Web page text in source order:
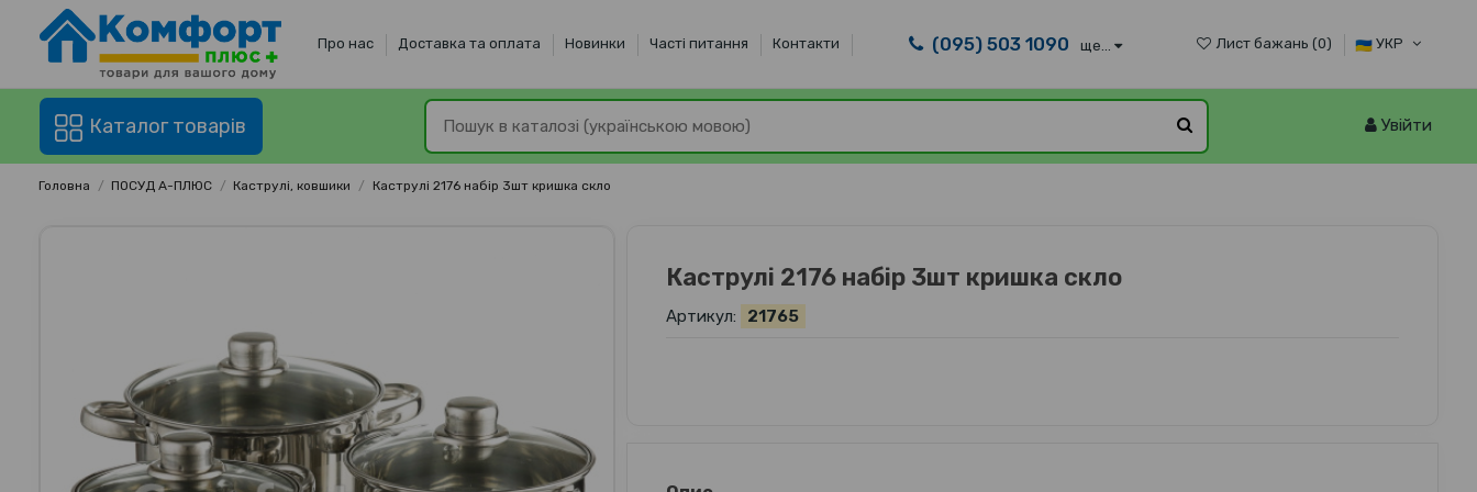
Про нас Доставка та оплата Новинки Часті питання Контакти (095) 503 1090 ще... Лист бажань (0) УКР
Каталог товарів Увійти
Головна ПОСУД А-ПЛЮС Каструлі, ковшики Каструлі 2176 набір 3шт кришка скло
Каструлі 2176 набір 3шт кришка скло
Артикул: 21765